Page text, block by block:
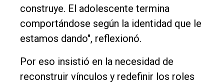
construye. El adolescente termina
comportándose según la identidad que le
estamos dando", reflexionó.
Por eso insistió en la necesidad de
reconstruir vínculos y redefinir los roles